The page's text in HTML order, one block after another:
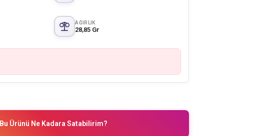
AĞIRLIK
28,85 Gr
Bu Ürünü Ne Kadara Satabilirim?